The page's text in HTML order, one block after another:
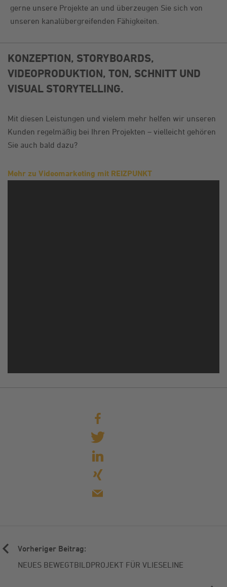
gerne unsere Projekte an und überzeugen Sie sich von
unseren kanalübergreifenden Fähigkeiten.
KONZEPTION, STORYBOARDS,
VIDEOPRODUKTION, TON, SCHNITT UND
VISUAL STORYTELLING.
Mit diesen Leistungen und vielem mehr helfen wir unseren
Kunden regelmäßig bei Ihren Projekten – vielleicht gehören
Sie auch bald dazu?
Mehr zu Videomarketing mit REIZPUNKT
teilen
tweet
mitteilen
teilen
Vorheriger Beitrag:
NEUES BEWEGTBILDPROJEKT FÜR VLIESELINE